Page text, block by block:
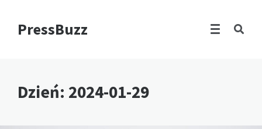
PressBuzz
Dzień: 2024-01-29